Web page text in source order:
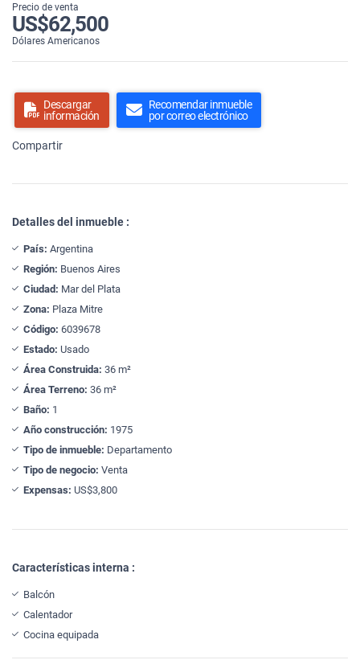
Precio de venta
US$62,500
Dólares Americanos
Descargar
información
Recomendar inmueble
por correo electrónico
Compartir
Detalles del inmueble :
País: Argentina
Región: Buenos Aires
Ciudad: Mar del Plata
Zona: Plaza Mitre
Código: 6039678
Estado: Usado
Área Construida: 36 m²
Área Terreno: 36 m²
Baño: 1
Año construcción: 1975
Tipo de inmueble: Departamento
Tipo de negocio: Venta
Expensas: US$3,800
Características interna :
Balcón
Calentador
Cocina equipada